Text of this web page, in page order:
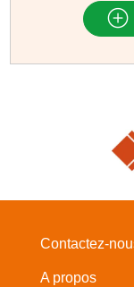
Contactez-
A propos